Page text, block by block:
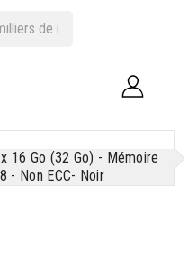
16 Go (32 Go) - Mémoire
- Non ECC- Noir